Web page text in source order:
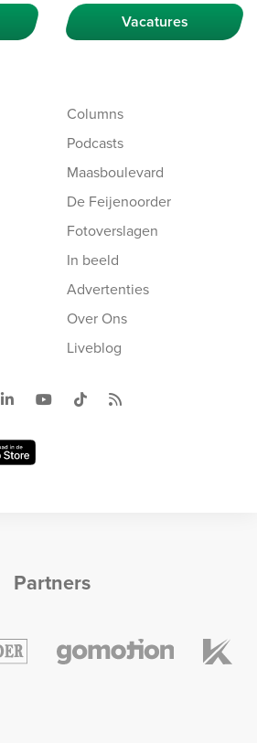
Vacatures
Columns
Podcasts
Maasboulevard
De Feijenoorder
Fotoverslagen
In beeld
Advertenties
Over Ons
Liveblog
Partners